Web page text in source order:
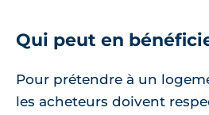
Qui peut en
Pour prétendre à un
les acheteurs doivent